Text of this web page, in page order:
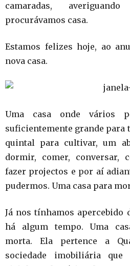
camaradas,
procurávamos casa.
Estamos felizes hoje, ao
nova casa.
Uma casa onde vários
suficientemente grande para
quintal para cultivar, um
dormir, comer, conversar,
fazer projectos e por aí
pudermos. Uma casa para
Já nos tínhamos apercebido
há algum tempo. Uma
morta. Ela pertence a
sociedade imobiliária